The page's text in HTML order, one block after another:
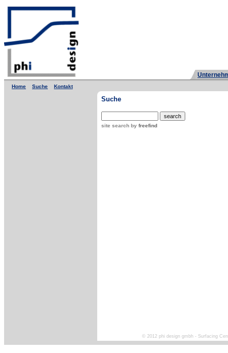
Home Suche Kontakt
Suche
site search by freefind
© 2012 phi design gmbh - Surfacing